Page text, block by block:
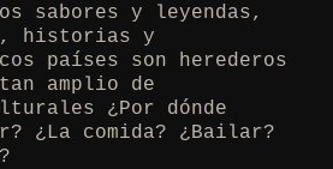
sabores y leyendas,
historias y
países son herederos
amplio de
¿Por dónde
¿La comida? ¿Bailar?